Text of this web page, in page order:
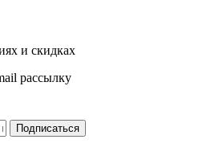
и скидках
рассылку
Подписаться